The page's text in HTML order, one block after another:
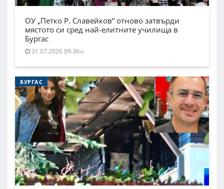
ОУ „Петко Р. Славейков“ отново затвърди
мястото си сред най-елитните училища в
Бургас
31.07.2026 09:36ч.
БУРГАС